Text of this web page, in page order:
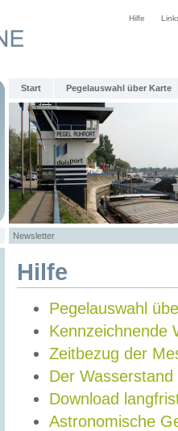
Hilfe
Start Pegelauswahl über Karte
Newsletter
Hilfe
Pegelauswahl
Kennzeichnende
Zeitbezug der
Der Wasserstand
Download
Astronomische